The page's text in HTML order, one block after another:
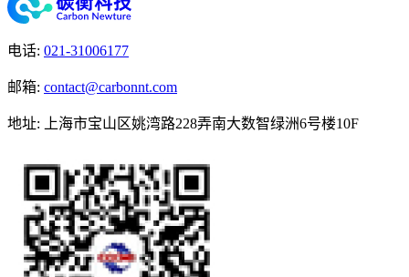
电话: 021-31006177
邮箱: contact@carbonnt.com
地址: 上海市宝山区姚湾路228弄南大数智绿洲6号楼10F